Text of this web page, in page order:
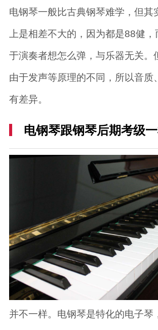
电钢琴一般比古典钢琴难学，但其
上是相差不大的，因为都是88健
于演奏者想怎么弹，与乐器无关。
由于发声等原理的不同，所以音质
有差异。
电钢琴跟钢琴后期考级
并不一样。电钢琴是特化的电子琴